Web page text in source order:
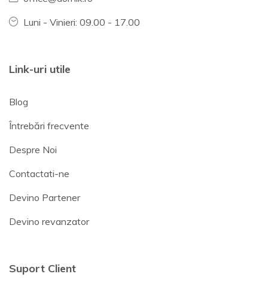
Luni - Vinieri: 09.00 - 17.00
Link-uri utile
Blog
Întrebări frecvente
Despre Noi
Contactati-ne
Devino Partener
Devino revanzator
Suport Client